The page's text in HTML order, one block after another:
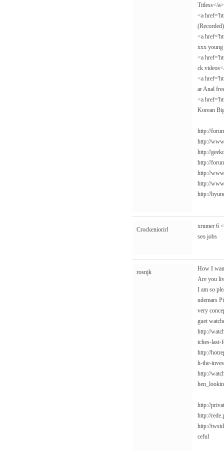
Titless</a>
<a
<a
xxx young
<a
ck
<a
ar Anal
<a
Korean
http://
http://
http://
http://
http://
http://
http://
Crockeniorirl
xrumer 6
seo jobs
rosnjk
How I
Are you
I am so
udemars
very
guet
http://
tches-
http://
h-the-
http://
http://
http://
http://
ceful